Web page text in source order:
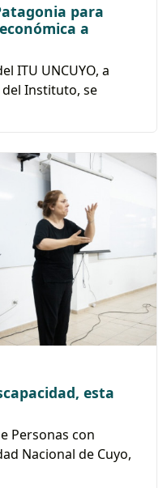
para
a
ITU UNCUYO, a
Instituto, se
esta
Personas con
Nacional de Cuyo,